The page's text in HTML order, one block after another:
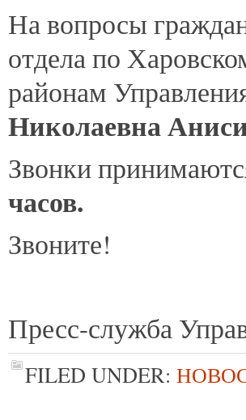
На вопросы
отдела по
районам
Николаевна
Звонки
часов.
Звоните!
Пресс-служба
FILED UNDER: